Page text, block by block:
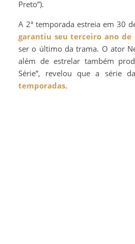
Preto”).
A 2ª temporada estreia em 30
garantiu seu terceiro ano de
ser o último da trama. O ator
além de estrelar também
Série”, revelou que a série da
temporadas.